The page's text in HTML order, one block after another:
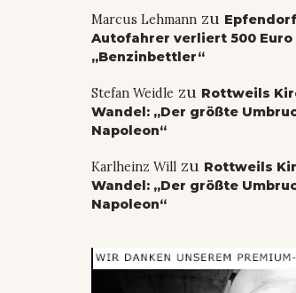
Marcus Lehmannzu
Autofahrer verliert 500 Euro
„Benzinbettler“
Stefan Weidle zu Rottweils
Wandel: „Der größte
Napoleon“
Karlheinz Willzu Rottweils
Wandel: „Der größte
Napoleon“